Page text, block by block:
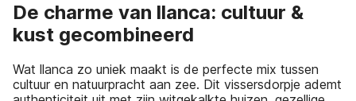
De charme van llanca: cultuur &
kust gecombineerd
Wat llanca zo uniek maakt is de perfecte mix tussen
cultuur en natuurpracht aan zee. Dit vissersdorpje ademt